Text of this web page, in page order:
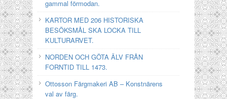
gammal förmodan.
KARTOR MED 206 HISTORISKA
BESÖKSMÅL SKA LOCKA TILL
KULTURARVET.
NORDEN OCH GÖTA ÄLV FRÅN
FORNTID TILL 1473.
Ottosson Färgmakeri AB – Konstnärens
val av färg.